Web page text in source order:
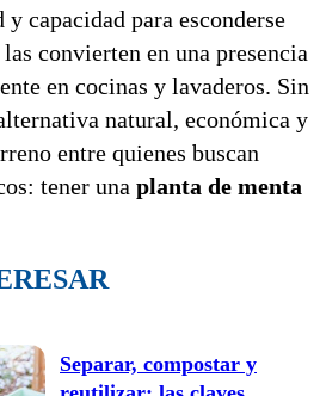
capacidad para esconderse
convierten en una presencia
en cocinas y lavaderos. Sin
natural, económica y
entre quienes buscan
tener una planta de menta
Separar, compostar y